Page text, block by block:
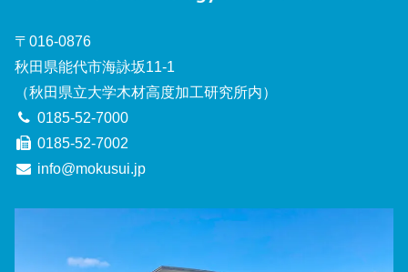
〒016-0876
秋田県能代市海詠坂11-1
（秋田県立大学木材高度加工研究所内）
0185-52-7000
0185-52-7002
info@mokusui.jp